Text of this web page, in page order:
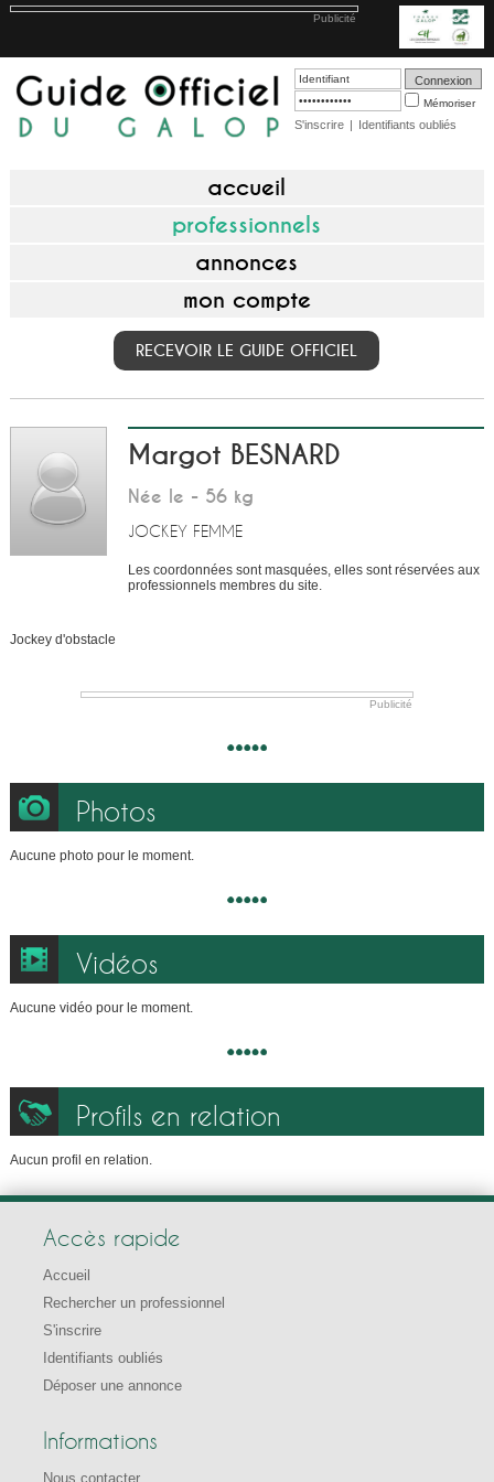
Publicité
Mémoriser
S'inscrire | Identifiants oubliés
accueil
professionnels
annonces
mon compte
RECEVOIR LE GUIDE OFFICIEL
Margot BESNARD
Née le - 56 kg
JOCKEY FEMME
Les coordonnées sont masquées, elles sont réservées aux
professionnels membres du site.
Jockey d'obstacle
Publicité
Photos
Aucune photo pour le moment.
Vidéos
Aucune vidéo pour le moment.
Profils en relation
Aucun profil en relation.
Accès rapide
Accueil
Rechercher un professionnel
S'inscrire
Identifiants oubliés
Déposer une annonce
Informations
Nous contacter